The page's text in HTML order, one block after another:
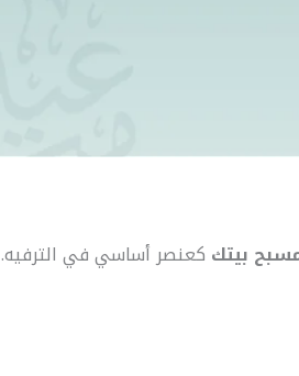
بيتك كعنصر أساسي في الترفيه.